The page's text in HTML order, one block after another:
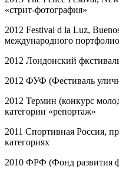
«стрит-фотография»
2012 Festival d la Luz,
международного
2012 Лондонский
2012 ФУФ (Фестиваль
2012 Термин (конкурс
категории «репортаж»
2011 Спортивная Россия,
категориях
2010 ФРФ (Фонд развития